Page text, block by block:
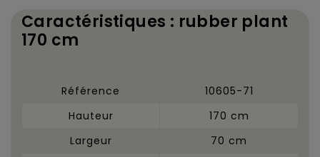
Caractéristiques : rubber plant
170 cm
Référence
10605-71
Hauteur
170 cm
Largeur
70 cm